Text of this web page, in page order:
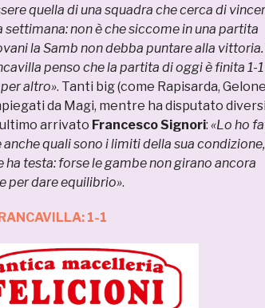
quella di una squadra che cerca di
settimana: non è che siccome in una partita
la Samb non debba puntare alla vittoria.
penso che la partita di oggi è finita 1-
altro». Tanti big (come Rapisarda,
da Magi, mentre ha disputato diversi
arrivato Francesco Signori: «Lo ho
quali sono i limiti della sua
testa: forse le gambe non girano ancora
per dare equilibrio».
1-1